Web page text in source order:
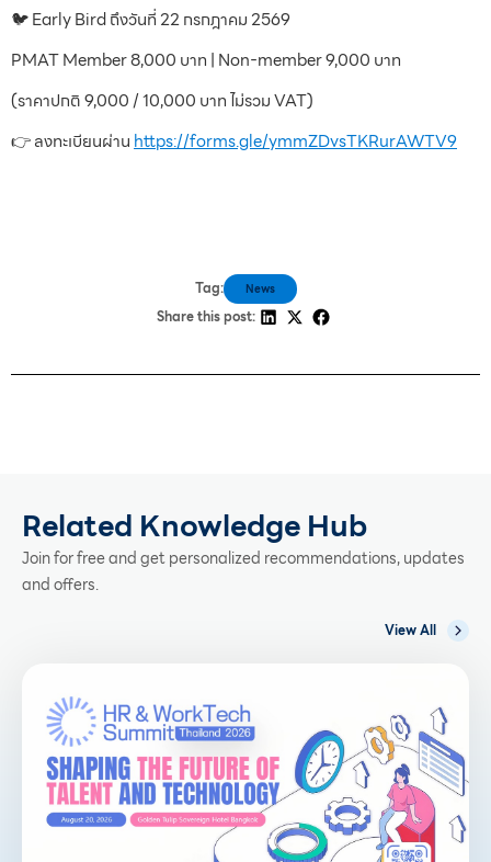
🐦 Early Bird ถึงวันที่ 22 กรกฎาคม 2569
PMAT Member 8,000 บาท | Non-member 9,000 บาท
(ราคาปกติ 9,000 / 10,000 บาท ไม่รวม VAT)
👉 ลงทะเบียนผ่าน https://forms.gle/ymmZDvsTKRurAWTV9
Tag: News
Share this post:
Related Knowledge Hub
Join for free and get personalized recommendations, updates
and offers.
View All